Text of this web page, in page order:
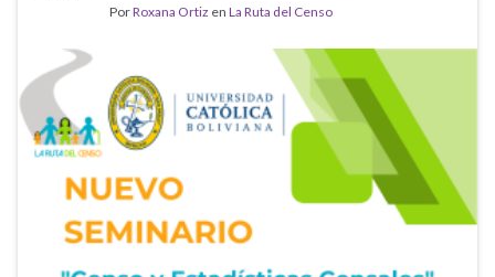
PorRoxana Ortiz en La Ruta del Censo